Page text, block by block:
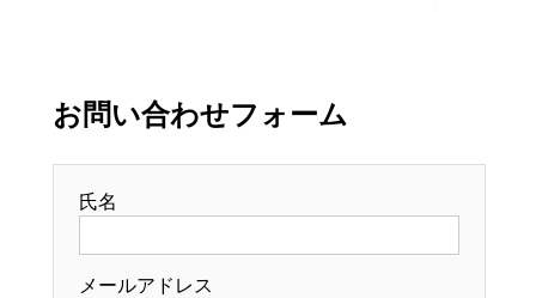
お問い合わせフォーム
氏名
メールアドレス